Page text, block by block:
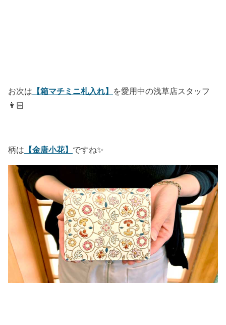
お次は 【箱マチミニ札入れ】 を愛用中の浅草店スタッフ
👩🏻
柄は 【金唐小花】 ですね✨